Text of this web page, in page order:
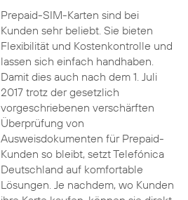
Prepaid-SIM-Karten sind bei
Kunden sehr beliebt. Sie bieten
Flexibilität und Kostenkontrolle und
lassen sich einfach handhaben.
Damit dies auch nach dem 1. Juli
2017 trotz der gesetzlich
vorgeschriebenen verschärften
Überprüfung von
Ausweisdokumenten für Prepaid-
Kunden so bleibt, setzt Telefónica
Deutschland auf komfortable
Lösungen. Je nachdem, wo Kunden